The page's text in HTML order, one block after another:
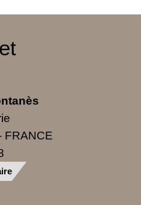
FRANCE